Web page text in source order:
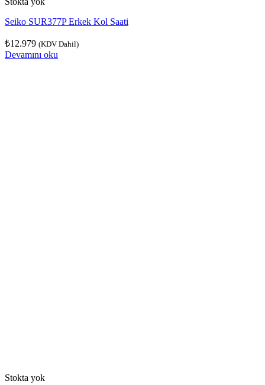
Seiko SUR377P Erkek Kol Saati
₺12.979 (KDV Dahil)
Devamını oku
Stokta yok